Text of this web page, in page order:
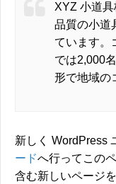
XYZ 小道
品質の小道
ています。
では2,000
形で地域の
新しく WordPress
ードへ行ってこの
含む新しいページ